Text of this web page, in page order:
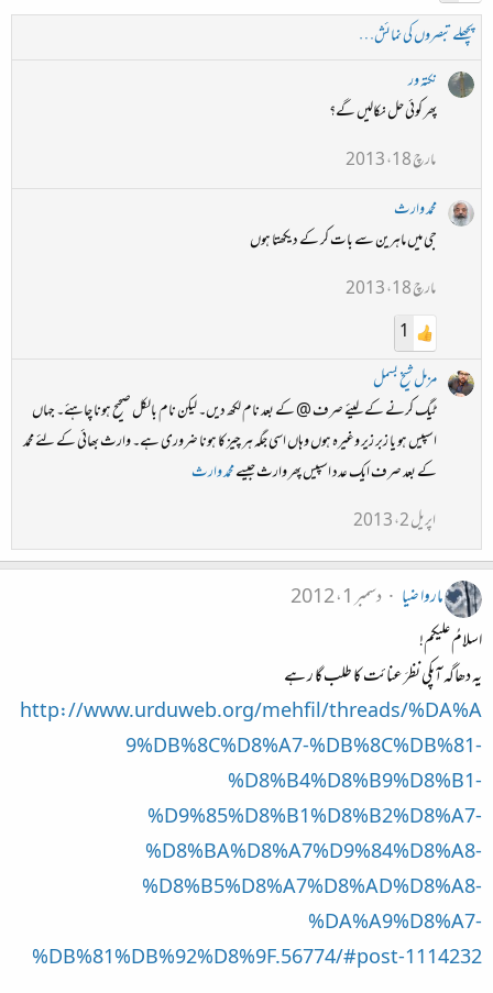
پچھلے تبصروں کی نمائش…
نکتہ ور
پھر کوئی حل نکالیں گے؟
مارچ 18، 2013
محمد وارث
جی میں ماہرین سے بات کر کے دیکھتا ہوں
مارچ 18، 2013
1
مزمل شیخ بسمل
ٹیگ کرنے کے لیئے صرف @ کے بعد نام لکھ دیں۔ لیکن نام بالکل صحیح ہونا چاہئے۔ جہاں
اسپیس ہو یا زبر زیر وغیرہ ہوں وہاں اسی جگہ ہر چیز کا ہونا ضروری ہے۔ وارث بھائی کے لئے محمد
کے بعد صرف ایک عدد اسپیس پھر وارث جیسےمحمد وارث
اپریل 2، 2013
ماروا ضیا
دسمبر 1، 2012
اسلامُ علیکم!
یہ دھاگہ آپکی نظرَ عنائت کا طلب گا ر ہے
http://www.urduweb.org/mehfil/threads/%DA%A
9%DB%8C%D8%A7-%DB%8C%DB%81-
%D8%B4%D8%B9%D8%B1-
%D9%85%D8%B1%D8%B2%D8%A7-
%D8%BA%D8%A7%D9%84%D8%A8-
%D8%B5%D8%A7%D8%AD%D8%A8-
%DA%A9%D8%A7-
%DB%81%DB%92%D8%9F.56774/#post-1114232